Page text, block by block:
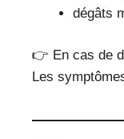
dégâts
👉 En cas de
Les